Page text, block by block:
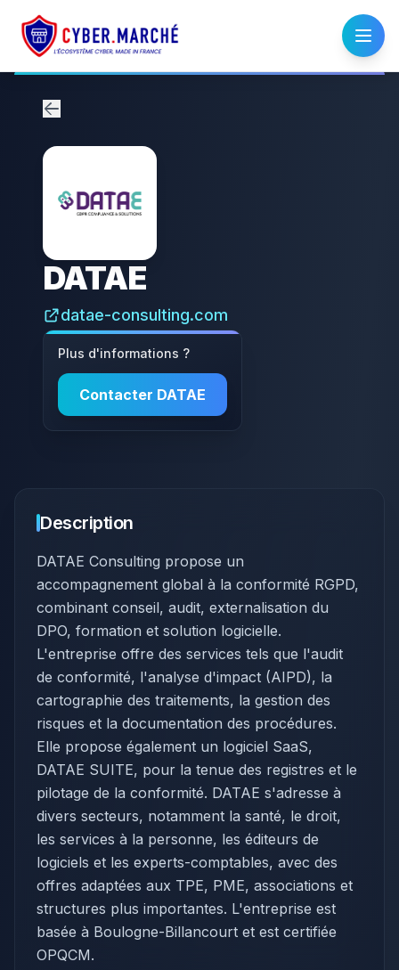
DATAE
datae-consulting.com
Plus d'informations ?
Contacter DATAE
Description
​DATAE Consulting propose un
accompagnement global à la conformité RGPD,
combinant conseil, audit, externalisation du
DPO, formation et solution logicielle.
L'entreprise offre des services tels que l'audit
de conformité, l'analyse d'impact (AIPD), la
cartographie des traitements, la gestion des
risques et la documentation des procédures.
Elle propose également un logiciel SaaS,
DATAE SUITE, pour la tenue des registres et le
pilotage de la conformité. DATAE s'adresse à
divers secteurs, notamment la santé, le droit,
les services à la personne, les éditeurs de
logiciels et les experts-comptables, avec des
offres adaptées aux TPE, PME, associations et
structures plus importantes. L'entreprise est
basée à Boulogne-Billancourt et est certifiée
OPQCM.​